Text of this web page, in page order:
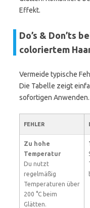
Effekt.
Do’s & Don’ts
coloriertem
Vermeide typische
Die Tabelle zeigt
sofortigen Anwenden.
FEHLER
Zu hohe
Temperatur
Du nutzt
regelmäßig
Temperaturen über
200 °C beim
Glätten.